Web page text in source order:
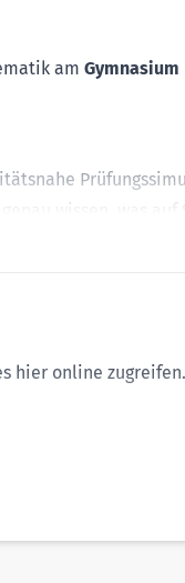
hier online zugreifen.
am Gymnasium
wissen, was auf